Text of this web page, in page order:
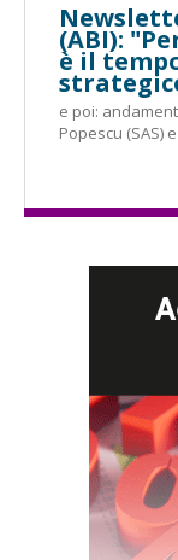
(ABI):
è il
e poi:
Popescu (SAS)